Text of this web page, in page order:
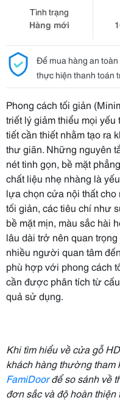
Tình trạng
Hàng mới
Để mua hàng an
thực hiện thanh toán
Phong cách tối giản
triết lý giảm thiểu mọi
tiết cần thiết nhằm tạo ra
thư giãn. Những nguyên
nét tinh gọn, bề mặt
chất liệu nhẹ nhàng là
lựa chọn cửa nội thất
tối giản, các tiêu chí như
bề mặt mịn, màu sắc hài
lâu dài trở nên quan
nhiều người quan tâm
phù hợp với phong cách
cần được phân tích từ
quả sử dụng.
Khi tìm hiểu về cửa gỗ
khách hàng thường tham
FamiDoorđể so sánh về
đơn sắc và độ hoàn thiện